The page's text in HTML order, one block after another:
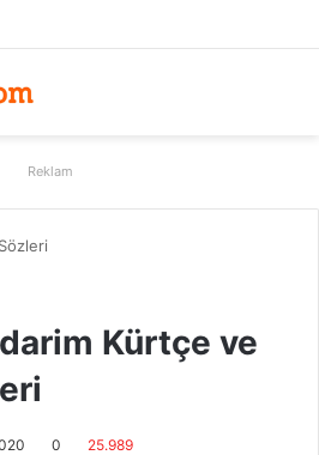
Reklam
Kürtçe ve
0 25.989